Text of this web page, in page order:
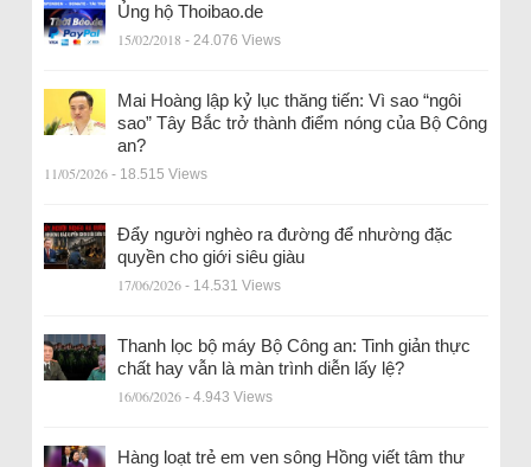
Ủng hộ Thoibao.de
15/02/2018 - 24.076 Views
Mai Hoàng lập kỷ lục thăng tiến: Vì sao “ngôi
sao” Tây Bắc trở thành điểm nóng của Bộ Công
an?
11/05/2026 - 18.515 Views
Đẩy người nghèo ra đường để nhường đặc
quyền cho giới siêu giàu
17/06/2026 - 14.531 Views
Thanh lọc bộ máy Bộ Công an: Tinh giản thực
chất hay vẫn là màn trình diễn lấy lệ?
16/06/2026 - 4.943 Views
Hàng loạt trẻ em ven sông Hồng viết tâm thư